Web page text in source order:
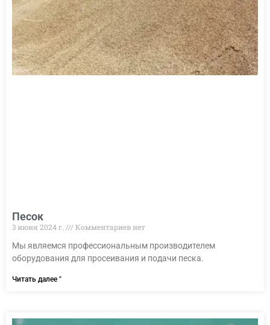
Песок
3 июня 2024 г.
Комментариев нет
Мы являемся профессиональным производителем
оборудования для просеивания и подачи песка.
Читать далее "